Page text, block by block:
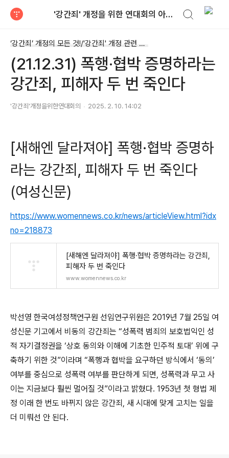
'강간죄' 개정을 위한 연대회의 아카이브
‘강간죄’ 개정의 모든 것!/'강간죄' 개정 관련 언론 보도
(21.12.31) 폭행·협박 증명하라는
강간죄, 피해자 두 번 죽인다
'강간죄'개정을위한연대회의 2025. 2. 10. 14:02
[새해엔 달라져야] 폭행·협박 증명하
라는 강간죄, 피해자 두 번 죽인다
(여성신문)
https://www.womennews.co.kr/news/articleView.html?idx
no=218873
[새해엔 달라져야] 폭행·협박 증명하라는 강간죄,
피해자 두 번 죽인다
www.womennews.co.kr
박선영 한국여성정책연구원 선임연구위원은 2019년 7월 25일 여
성신문 기고에서 비동의 강간죄는 “성폭력 범죄의 보호법익인 성
적 자기결정권을 ‘상호 동의와 이해에 기초한 민주적 토대’ 위에 구
축하기 위한 것”이라며 “폭행과 협박을 요구하던 방식에서 ‘동의’
여부를 중심으로 성폭력 여부를 판단하게 되면, 성폭력과 무고 사
이는 지금보다 훨씬 멀어질 것”이라고 밝혔다. 1953년 첫 형법 제
정 이래 한 번도 바뀌지 않은 강간죄, 새 시대에 맞게 고치는 일을
더 미뤄선 안 된다.